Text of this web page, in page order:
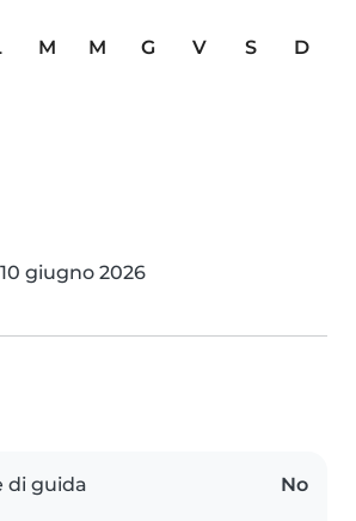
M M G V S
D
10 giugno 2026
di guida No